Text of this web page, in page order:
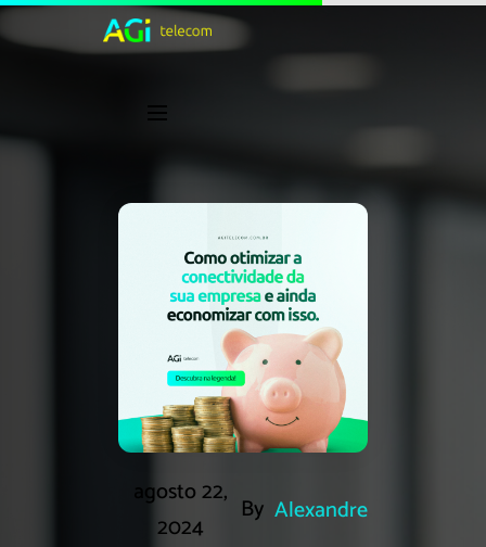
agosto 22,
2024
By Alexandre